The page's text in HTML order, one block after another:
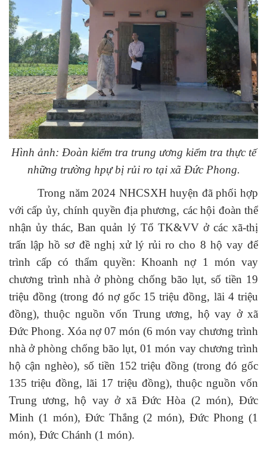
Hình ảnh: Đoàn kiểm tra trung ương kiểm tra thực tế
những trường hpự bị rủi ro tại xã Đức Phong.
Trong năm 2024 NHCSXH huyện đã phối hợp
với cấp ủy, chính quyền địa phương, các hội đoàn thể
nhận ủy thác, Ban quản lý Tổ TK&VV ở các xã-thị
trấn lập hồ sơ đề nghị xử lý rủi ro cho 8 hộ vay để
trình cấp có thẩm quyền: Khoanh nợ 1 món vay
chương trình nhà ở phòng chống bão lụt, số tiền 19
triệu đồng (trong đó nợ gốc 15 triệu đồng, lãi 4 triệu
đồng), thuộc nguồn vốn Trung ương, hộ vay ở xã
Đức Phong. Xóa nợ 07 món (6 món vay chương trình
nhà ở phòng chống bão lụt, 01 món vay chương trình
hộ cận nghèo), số tiền 152 triệu đồng (trong đó gốc
135 triệu đồng, lãi 17 triệu đồng), thuộc nguồn vốn
Trung ương, hộ vay ở xã Đức Hòa (2 món), Đức
Minh (1 món), Đức Thắng (2 món), Đức Phong (1
món), Đức Chánh (1 món).